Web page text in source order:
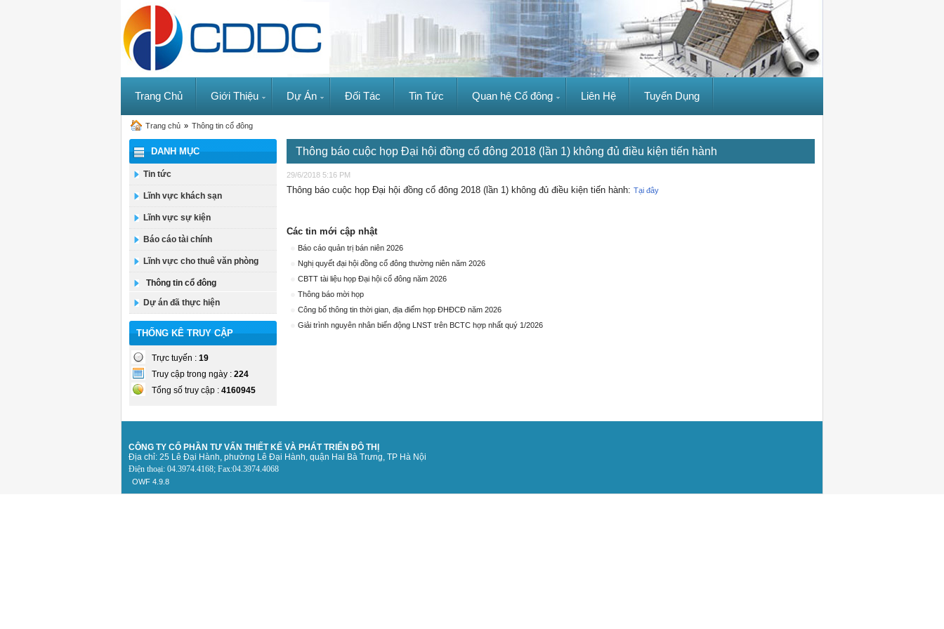
Trang Chủ Giới Thiệu Dự Án Đối Tác Tin Tức Quan hệ Cổ đông Liên Hệ Tuyển Dụng
Trang chủ » Thông tin cổ đông
DANH MỤC
Tin tức
Lĩnh vực khách sạn
Lĩnh vực sự kiện
Báo cáo tài chính
Lĩnh vực cho thuê văn phòng
Thông tin cổ đông
Dự án đã thực hiện
THỐNG KÊ TRUY CẬP
Trực tuyến : 19
Truy cập trong ngày : 224
Tổng số truy cập : 4160945
Thông báo cuộc họp Đại hội đồng cổ đông 2018 (lần 1) không đủ điều kiện tiến hành
29/6/2018 5:16 PM
Thông báo cuộc họp Đại hội đồng cổ đông 2018 (lần 1) không đủ điều kiện tiến hành: Tại đây
Các tin mới cập nhật
Báo cáo quản trị bán niên 2026
Nghị quyết đại hội đồng cổ đông thường niên năm 2026
CBTT tài liệu họp Đại hội cổ đông năm 2026
Thông báo mời họp
Công bố thông tin thời gian, địa điểm họp ĐHĐCĐ năm 2026
Giải trình nguyên nhân biến động LNST trên BCTC hợp nhất quý 1/2026
CÔNG TY CỔ PHẦN TƯ VẤN THIẾT KẾ VÀ PHÁT TRIỂN ĐÔ THỊ
Địa chỉ: 25 Lê Đại Hành, phường Lê Đại Hành, quận Hai Bà Trưng, TP Hà Nội
Điện thoại: 04.3974.4168; Fax:04.3974.4068
OWF 4.9.8